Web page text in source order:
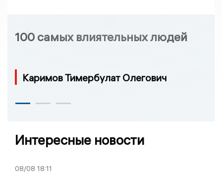
100 самых влиятельных людей
Каримов Тимербулат Олегович
Интересные новости
08/08 18:11